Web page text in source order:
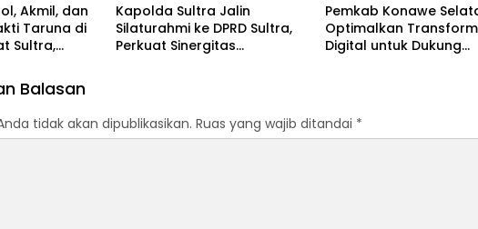
Akmil, dan
Taruna di
Sultra,
Kapolda Sultra Jalin
Silaturahmi ke DPRD Sultra,
Perkuat Sinergitas
Pemkab Konawe
Optimalkan
Digital untuk Dukung
Balasan
tidak akan dipublikasikan. Ruas yang wajib ditandai *